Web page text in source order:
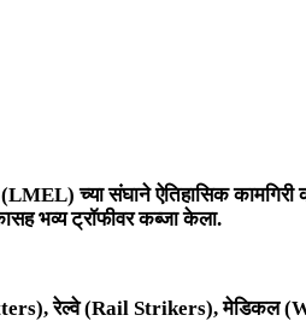
(LMEL) च्या संघाने ऐतिहासिक
भव्य ट्रॉफीवर कब्जा केला.
रेल्वे (Rail Strikers),